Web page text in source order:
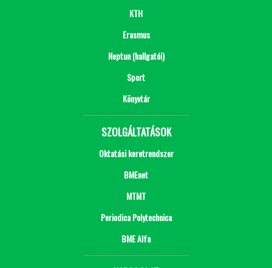
KTH
Erasmus
Neptun (hallgatói)
Sport
Könyvtár
SZOLGÁLTATÁSOK
Oktatási keretrendszer
BMEnet
MTMT
Periodica Polytechnica
BME Alfa